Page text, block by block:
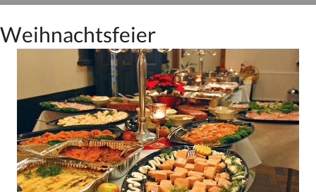
Weihnachtsfeier